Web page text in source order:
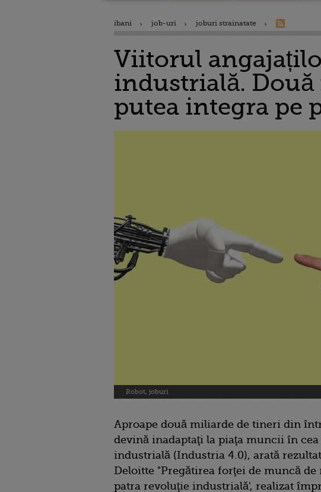
ibani job-uri joburi strainatate
Viitorul
industrială.
putea integra pe
Robot, joburi
Aproape două miliarde de tineri din
devină inadaptaţi la piaţa muncii în
industrială (Industria 4.0), arată
Deloitte "Pregătirea forţei de muncă de
patra revoluţie industrială', realizat